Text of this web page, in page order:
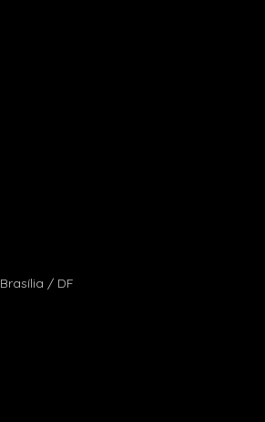
Brasília / DF